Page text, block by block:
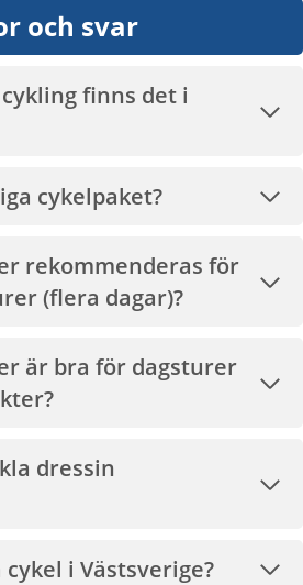
och svar
finns det i
cykelpaket?
rekommenderas för
(flera dagar)?
är bra för dagsturer
dressin
i Västsverige?